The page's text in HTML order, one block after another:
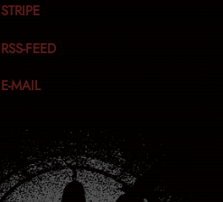
STRIPE
RSS-FEED
E-MAIL